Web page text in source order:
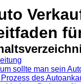
sollte man sein
Prozess des